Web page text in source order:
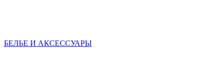
БЕЛЬЕ И АКСЕССУАРЫ